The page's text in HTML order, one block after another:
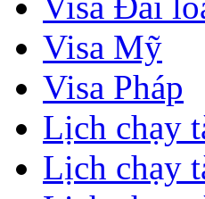
Visa Mỹ
Visa Pháp
Lịch chạy
Lịch chạy